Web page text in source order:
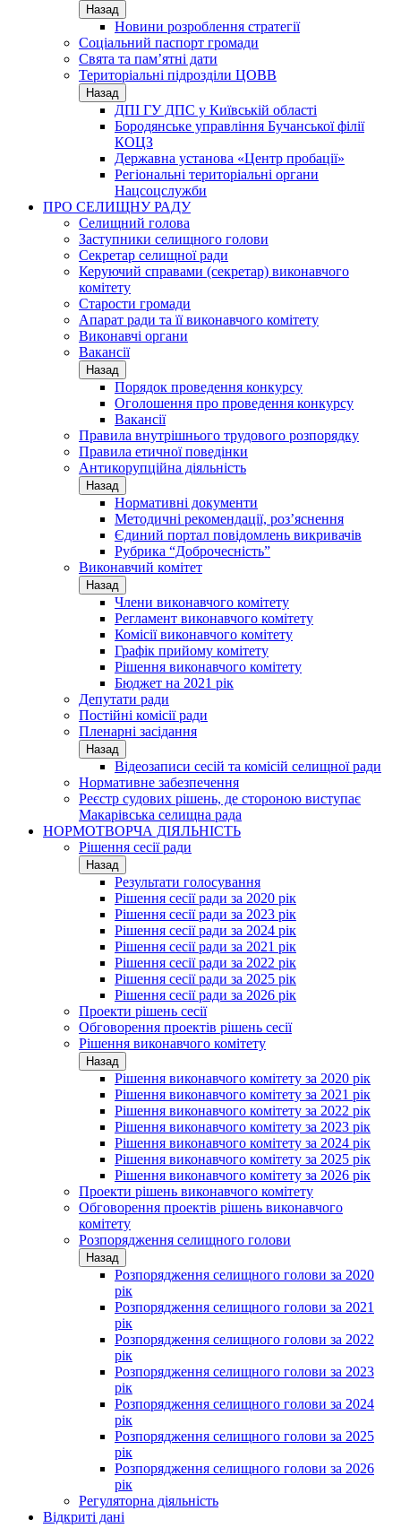
Назад
Новини розроблення стратегії
Соціальний паспорт громади
Свята та пам’ятні дати
Територіальні підрозділи ЦОВВ
Назад
ДПІ ГУ ДПС у Київській області
Бородянське управління Бучанської філії
КОЦЗ
Державна установа «Центр пробації»
Регіональні територіальні органи
Нацсоцслужби
ПРО СЕЛИЩНУ РАДУ
Селищний голова
Заступники селищного голови
Секретар селищної ради
Керуючий справами (секретар) виконавчого
комітету
Старости громади
Апарат ради та її виконавчого комітету
Виконавчі органи
Вакансії
Назад
Порядок проведення конкурсу
Оголошення про проведення конкурсу
Вакансії
Правила внутрішнього трудового розпорядку
Правила етичної поведінки
Антикорупційна діяльність
Назад
Нормативні документи
Методичні рекомендації, роз’яснення
Єдиний портал повідомлень викривачів
Рубрика “Доброчесність”
Виконавчий комітет
Назад
Члени виконавчого комітету
Регламент виконавчого комітету
Комісії виконавчого комітету
Графік прийому комітету
Рішення виконавчого комітету
Бюджет на 2021 рік
Депутати ради
Постійні комісії ради
Пленарні засідання
Назад
Відеозаписи сесій та комісій селищної ради
Нормативне забезпечення
Реєстр судових рішень, де стороною виступає
Макарівська селищна рада
НОРМОТВОРЧА ДІЯЛЬНІСТЬ
Рішення сесії ради
Назад
Результати голосування
Рішення сесії ради за 2020 рік
Рішення сесії ради за 2023 рік
Рішення сесії ради за 2024 рік
Рішення сесії ради за 2021 рік
Рішення сесії ради за 2022 рік
Рішення сесії ради за 2025 рік
Рішення сесії ради за 2026 рік
Проекти рішень сесії
Обговорення проектів рішень сесії
Рішення виконавчого комітету
Назад
Рішення виконавчого комітету за 2020 рік
Рішення виконавчого комітету за 2021 рік
Рішення виконавчого комітету за 2022 рік
Рішення виконавчого комітету за 2023 рік
Рішення виконавчого комітету за 2024 рік
Рішення виконавчого комітету за 2025 рік
Рішення виконавчого комітету за 2026 рік
Проекти рішень виконавчого комітету
Обговорення проектів рішень виконавчого
комітету
Розпорядження селищного голови
Назад
Розпорядження селищного голови за 2020
рік
Розпорядження селищного голови за 2021
рік
Розпорядження селищного голови за 2022
рік
Розпорядження селищного голови за 2023
рік
Розпорядження селищного голови за 2024
рік
Розпорядження селищного голови за 2025
рік
Розпорядження селищного голови за 2026
рік
Регуляторна діяльність
Відкриті дані